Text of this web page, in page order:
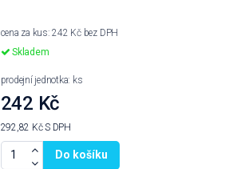
cena za kus: 242 Kč bez DPH
Skladem
prodejní jednotka: ks
242 Kč
292,82 KčS DPH
Do košíku